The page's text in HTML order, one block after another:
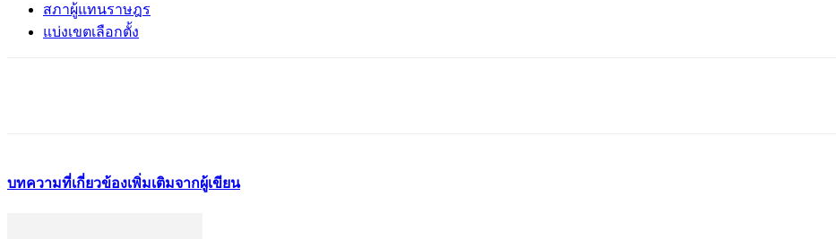
สภาผู้แทนราษฎร
แบ่งเขตเลือกตั้ง
บทความที่เกี่ยวข้องเพิ่มเติมจากผู้เขียน